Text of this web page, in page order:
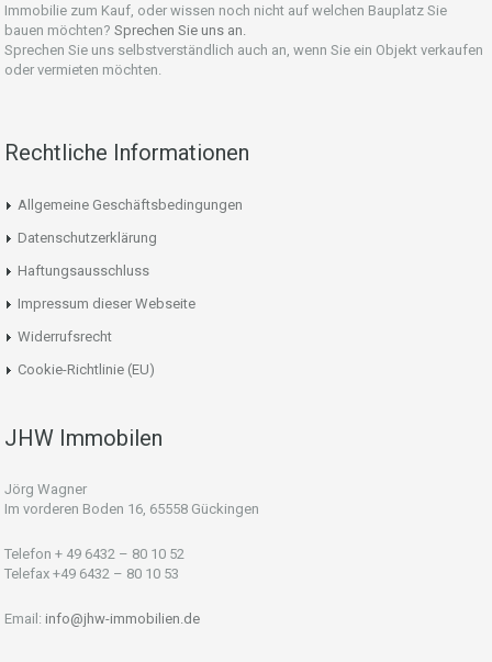
Immobilie zum Kauf, oder wissen noch nicht auf welchen Bauplatz Sie
bauen möchten? Sprechen Sie uns an.
Sprechen Sie uns selbstverständlich auch an, wenn Sie ein Objekt verkaufen
oder vermieten möchten.
Rechtliche Informationen
Allgemeine Geschäftsbedingungen
Datenschutzerklärung
Haftungsausschluss
Impressum dieser Webseite
Widerrufsrecht
Cookie-Richtlinie (EU)
JHW Immobilen
Jörg Wagner
Im vorderen Boden 16, 65558 Gückingen
Telefon + 49 6432 – 80 10 52
Telefax +49 6432 – 80 10 53
Email: info@jhw-immobilien.de